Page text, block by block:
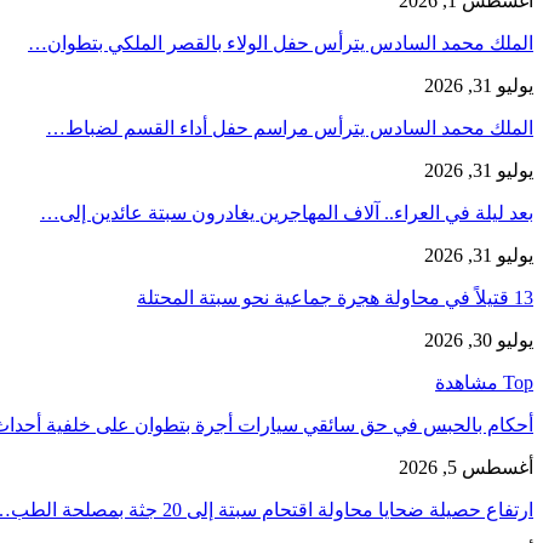
الملك محمد السادس يترأس حفل الولاء بالقصر الملكي بتطوان…
يوليو 31, 2026
الملك محمد السادس يترأس مراسم حفل أداء القسم لضباط…
يوليو 31, 2026
بعد ليلة في العراء.. آلاف المهاجرين يغادرون سبتة عائدين إلى…
يوليو 31, 2026
13 قتيلاً في محاولة هجرة جماعية نحو سبتة المحتلة
يوليو 30, 2026
Top مشاهدة
أحكام بالحبس في حق سائقي سيارات أجرة بتطوان على خلفية
أغسطس 5, 2026
ارتفاع حصيلة ضحايا محاولة اقتحام سبتة إلى 20 جثة بمصلحة الطب…